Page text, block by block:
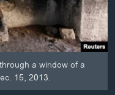
a window of a
15, 2013.